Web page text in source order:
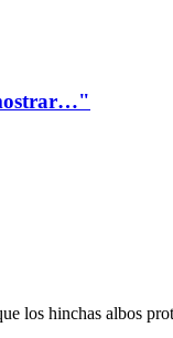
los hinchas albos